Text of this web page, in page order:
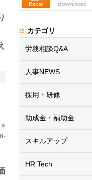
a
カテゴリ
労務相談Q&A
人事NEWS
採用・研修
助成金・補助金
スキルアップ
HR Tech